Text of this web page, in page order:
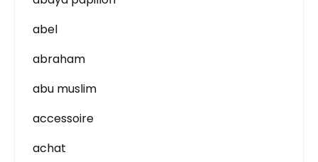
abel
abraham
abu muslim
accessoire
achat